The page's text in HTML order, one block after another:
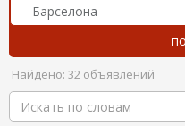
Найдено: 32 объявлений